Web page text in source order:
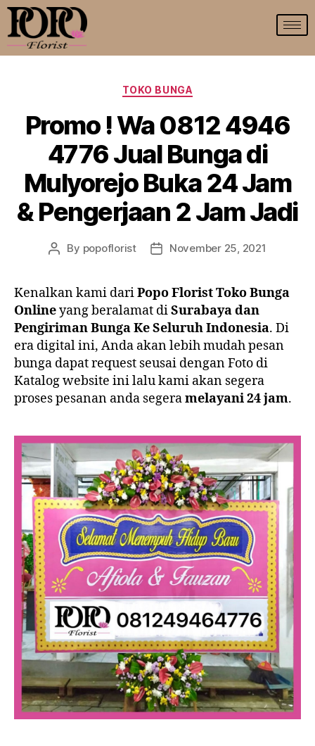
TOKO BUNGA
Promo ! Wa 0812 4946
4776 Jual Bunga di
Mulyorejo Buka 24 Jam
& Pengerjaan 2 Jam Jadi
By popoflorist November 25, 2021
Kenalkan kami dariPopo Florist Toko Bunga
Onlineyang beralamat diSurabaya dan
Pengiriman Bunga Ke Seluruh Indonesia. Di
era digital ini, Anda akan lebih mudah pesan
bunga dapat request seusai dengan Foto di
Katalog website ini lalu kami akan segera
proses pesanan anda segeramelayani 24 jam.